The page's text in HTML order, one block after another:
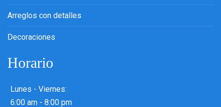
Arreglos con detalles
Decoraciones
Horario
Lunes - Viernes:
6:00 am - 8:00 pm